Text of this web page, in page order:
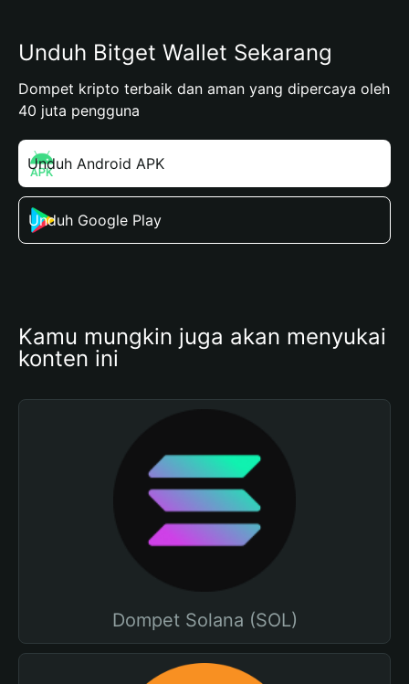
Unduh Bitget Wallet Sekarang
Dompet kripto terbaik dan aman yang dipercaya oleh
40 juta pengguna
Unduh Android APK
Unduh Google Play
Kamu mungkin juga akan menyukai
konten ini
Dompet Solana (SOL)